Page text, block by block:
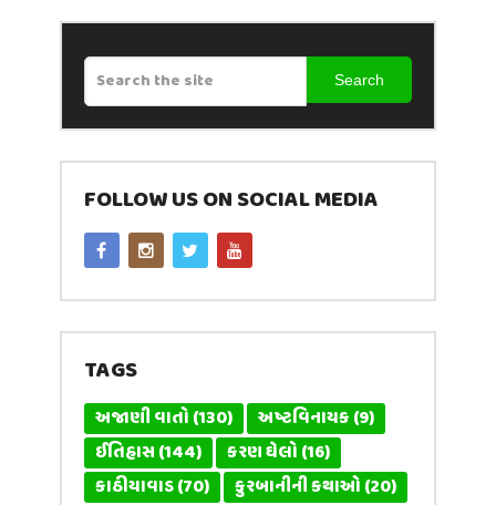
Search
FOLLOW US ON SOCIAL MEDIA
TAGS
અજાણી વાતો(130) અષ્ટવિનાયક(9)
ઈતિહાસ(144) કરણ ઘેલો(16)
કાઠીયાવાડ(70) કુરબાનીની કથાઓ(20)